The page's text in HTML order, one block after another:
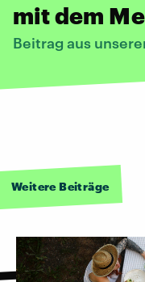
mit dem
Beitrag aus
Weitere Beiträge